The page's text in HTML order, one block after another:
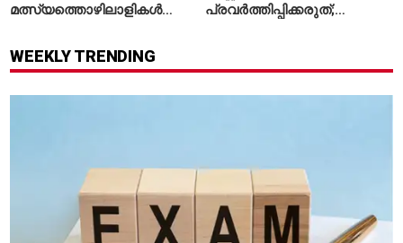
മത്സ്യത്തൊഴിലാളികൾ
കാണാതായി, 47,773 പേരെ
രക്ഷപ്പെടുത്തി
പ്രവർത്തിപ്പിക്കരുത്;
ലിഫ്റ്റുകൾക്ക്
WEEKLY TRENDING